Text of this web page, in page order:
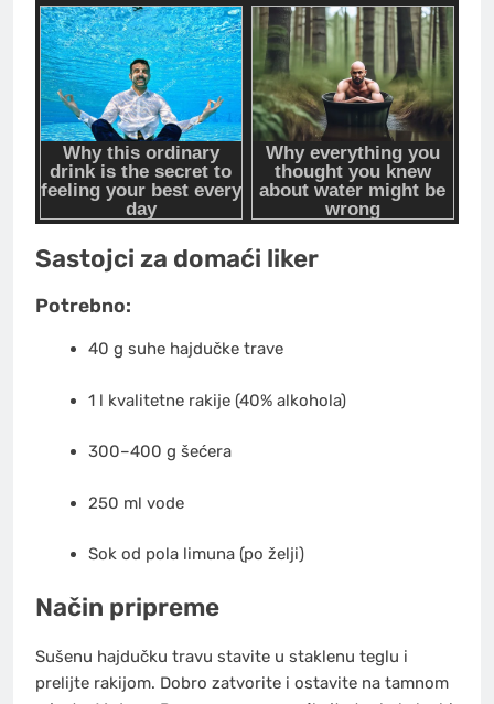
Sastojci za domaći liker
Potrebno:
40 g suhe hajdučke trave
1 l kvalitetne rakije (40% alkohola)
300–400 g šećera
250 ml vode
Sok od pola limuna (po želji)
Način pripreme
Sušenu hajdučku travu stavite u staklenu teglu i
prelijte rakijom. Dobro zatvorite i ostavite na tamnom